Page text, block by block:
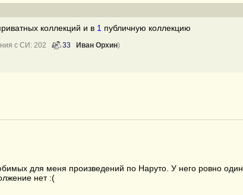
коллекций и в 1 публичную коллекцию
с СИ: 202 33 Иван Орхин)
для меня произведений по Наруто. У него ровно один
нет :(